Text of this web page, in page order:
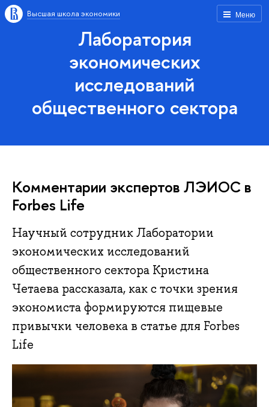
Меню
Высшая школа экономики
Лаборатория
экономических
исследований
общественного сектора
Комментарии экспертов ЛЭИОС в
Forbes Life
Научный сотрудник Лаборатории
экономических исследований
общественного сектора Кристина
Четаева рассказала, как с точки зрения
экономиста формируются пищевые
привычки человека в статье для Forbes
Life